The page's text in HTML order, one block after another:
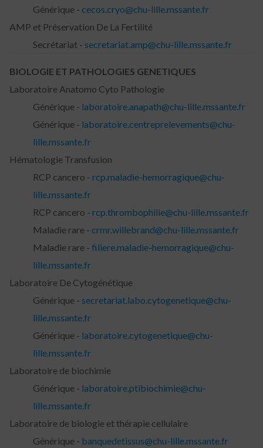
Générique - cecos.cryo@chu-lille.mssante.fr
AMP et Préservation De La Fertilité
Secrétariat - secretariat.amp@chu-lille.mssante.fr
BIOLOGIE ET PATHOLOGIES GENETIQUES
Laboratoire Anatomo Cyto Pathologie
Générique - laboratoire.anapath@chu-lille.mssante.fr
Générique - laboratoire.centreprelevements@chu-
lille.mssante.fr
Hématologie Transfusion
RCP cancero - rcp.maladie-hemorragique@chu-
lille.mssante.fr
RCP cancero - rcp.thrombophilie@chu-lille.mssante.fr
Maladie rare - crmr.willebrand@chu-lille.mssante.fr
Maladie rare - filiere.maladie-hemorragique@chu-
lille.mssante.fr
Laboratoire De Cytogénétique
Générique - secretariat.labo.cytogenetique@chu-
lille.mssante.fr
Générique - laboratoire.cytogenetique@chu-
lille.mssante.fr
Laboratoire de biochimie
Générique - laboratoire.ptibiochimie@chu-
lille.mssante.fr
Laboratoire de biologie et thérapie cellulaire
Générique - banquedetissus@chu-lille.mssante.fr